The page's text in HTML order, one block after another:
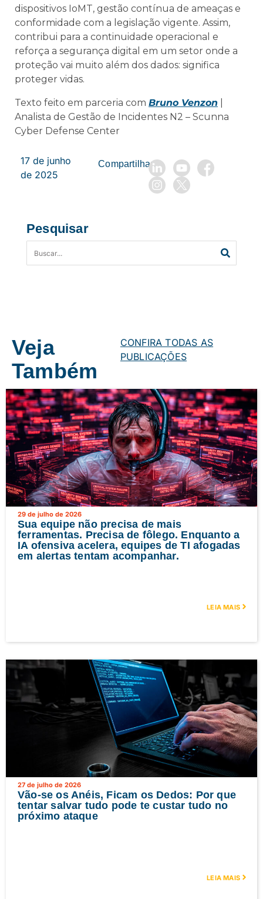
dispositivos IoMT, gestão contínua de ameaças e
conformidade com a legislação vigente. Assim,
contribui para a continuidade operacional e
reforça a segurança digital em um setor onde a
proteção vai muito além dos dados: significa
proteger vidas.
Texto feito em parceria com Bruno Venzon
Analista de Gestão de Incidentes N2 – Scunna
Cyber Defense Center
17 de junho
de 2025
Compartilhar:
Pesquisar
Veja
Também
CONFIRA TODAS AS
PUBLICAÇÕES
29 de julho de 2026
Sua equipe não precisa de mais
ferramentas. Precisa de fôlego. Enquanto a
IA ofensiva acelera, equipes de TI afogadas
em alertas tentam acompanhar.
LEIA MAIS
27 de julho de 2026
Vão-se os Anéis, Ficam os Dedos: Por que
tentar salvar tudo pode te custar tudo no
próximo ataque
LEIA MAIS